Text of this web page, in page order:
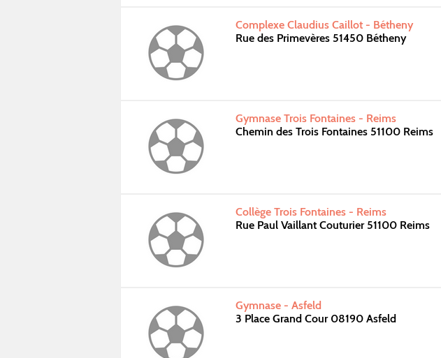
Complexe Claudius Caillot - Bétheny
Rue des Primevères 51450 Bétheny
Gymnase Trois Fontaines - Reims
Chemin des Trois Fontaines 51100 Reims
Collège Trois Fontaines - Reims
Rue Paul Vaillant Couturier 51100 Reims
Gymnase - Asfeld
3 Place Grand Cour 08190 Asfeld